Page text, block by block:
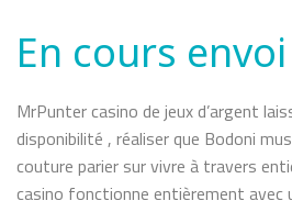
En cours envoi
MrPunter casino de jeux d’argent
disponibilité , réaliser que Bodoni
couture parier sur vivre à travers
casino fonctionne entièrement avec